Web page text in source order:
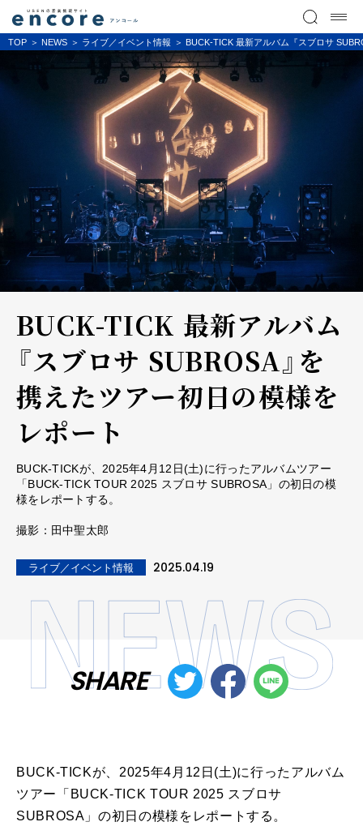
TOP NEWS ライブ／イベント情報 BUCK-TICK 最新アルバム『スブロサ
BUCK-TICK 最新アルバム
『スブロサ SUBROSA』を
携えたツアー初日の模様を
レポート
BUCK-TICKが、2025年4月12日(土)に行ったアルバムツアー
「BUCK-TICK TOUR 2025 スブロサ SUBROSA」の初日の模
様をレポートする。
撮影：田中聖太郎
ライブ／イベント情報 2025.04.19
SHARE
BUCK-TICKが、2025年4月12日(土)に行ったアルバム
ツアー「BUCK-TICK TOUR 2025 スブロサ
SUBROSA」の初日の模様をレポートする。